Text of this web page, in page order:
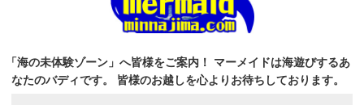
「海の未体験ゾーン」へ皆様をご案内！
マーメイドは海遊びするあ
なたのバディです。
皆様のお越しを心よりお待ちしております。